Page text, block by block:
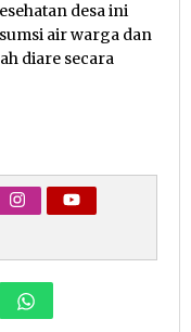
desa ini
air warga dan
diare secara